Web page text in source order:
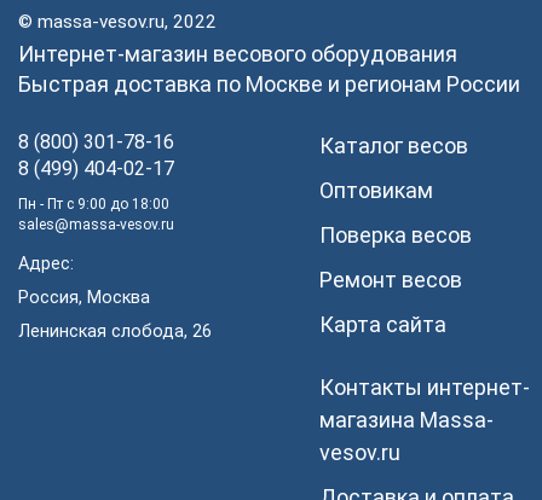
© massa-vesov.ru, 2022
Интернет-магазин весового оборудования
Быстрая доставка по Москве и регионам России
8 (800) 301-78-16
8 (499) 404-02-17
Пн - Пт с 9:00 до 18:00
sales@massa-vesov.ru
Адрес:
Россия, Москва
Ленинская слобода, 26
Каталог весов
Оптовикам
Поверка весов
Ремонт весов
Карта сайта
Контакты интернет-
магазина Мassa-
vesov.ru